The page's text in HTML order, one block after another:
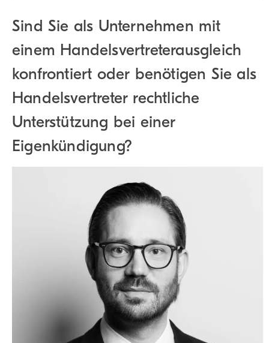
Sind Sie als Unternehmen mit
einem Handelsvertreterausgleich
konfrontiert oder benötigen Sie als
Handelsvertreter rechtliche
Unterstützung bei einer
Eigenkündigung?